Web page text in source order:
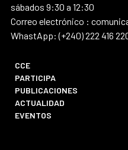
sábados 9:30 a 12:30
Correo electrónico :
WhastApp: (+240) 222 416
CCE
PARTICIPA
PUBLICACIONES
ACTUALIDAD
EVENTOS